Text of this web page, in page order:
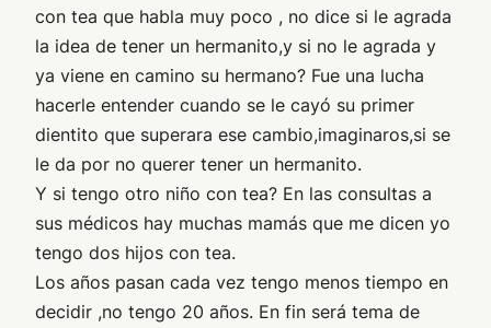
con tea que habla muy poco , no dice si le agrada
la idea de tener un hermanito,y si no le agrada y
ya viene en camino su hermano? Fue una lucha
hacerle entender cuando se le cayó su primer
dientito que superara ese cambio,imaginaros,si se
le da por no querer tener un hermanito.
Y si tengo otro niño con tea? En las consultas a
sus médicos hay muchas mamás que me dicen yo
tengo dos hijos con tea.
Los años pasan cada vez tengo menos tiempo en
decidir ,no tengo 20 años. En fin será tema de